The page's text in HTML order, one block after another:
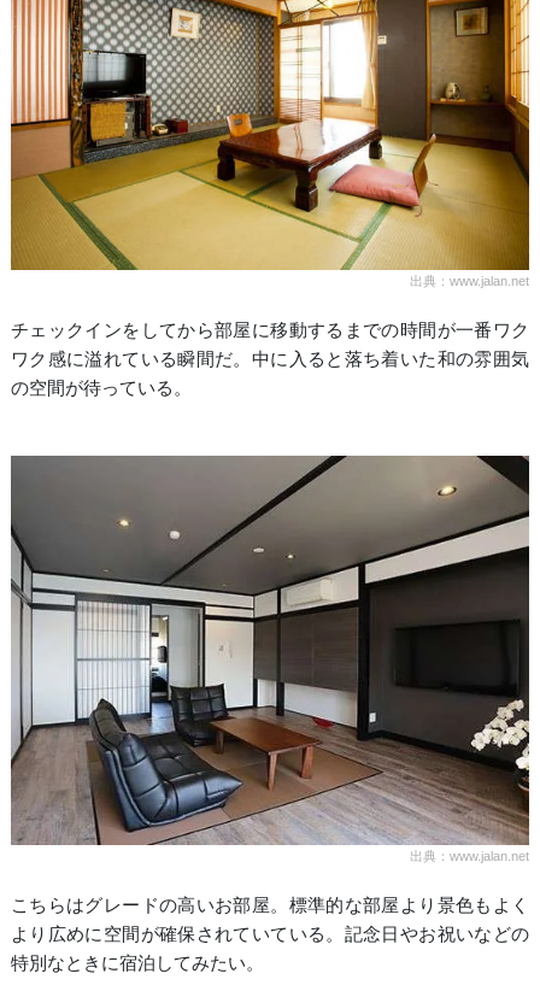
出典：www.jalan.net
チェックインをしてから部屋に移動するまでの時間が一番ワク
ワク感に溢れている瞬間だ。中に入ると落ち着いた和の雰囲気
の空間が待っている。
出典：www.jalan.net
こちらはグレードの高いお部屋。標準的な部屋より景色もよく
より広めに空間が確保されていている。記念日やお祝いなどの
特別なときに宿泊してみたい。